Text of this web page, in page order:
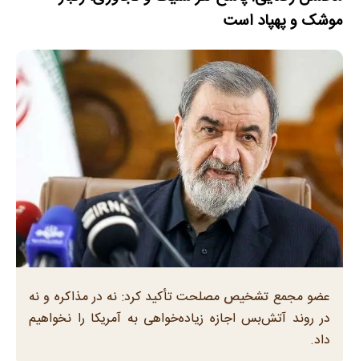
موشک و پهپاد است
عضو مجمع تشخیص مصلحت تأکید کرد: نه در مذاکره و نه
در روند آتش‌بس اجازه زیاده‌خواهی به آمریکا را نخواهیم
داد.